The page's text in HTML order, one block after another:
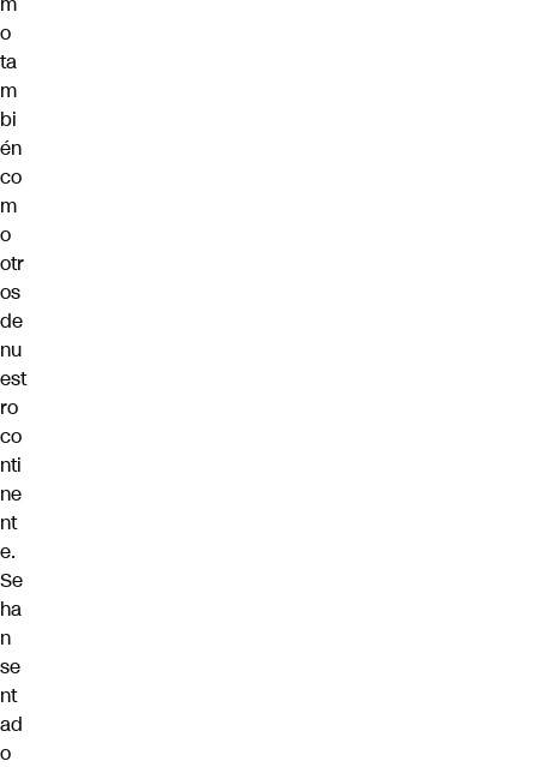
o
ta
m
bi
én
co
m
o
otr
os
de
nu
est
ro
co
nti
ne
nt
e.
Se
ha
n
se
nt
ad
o